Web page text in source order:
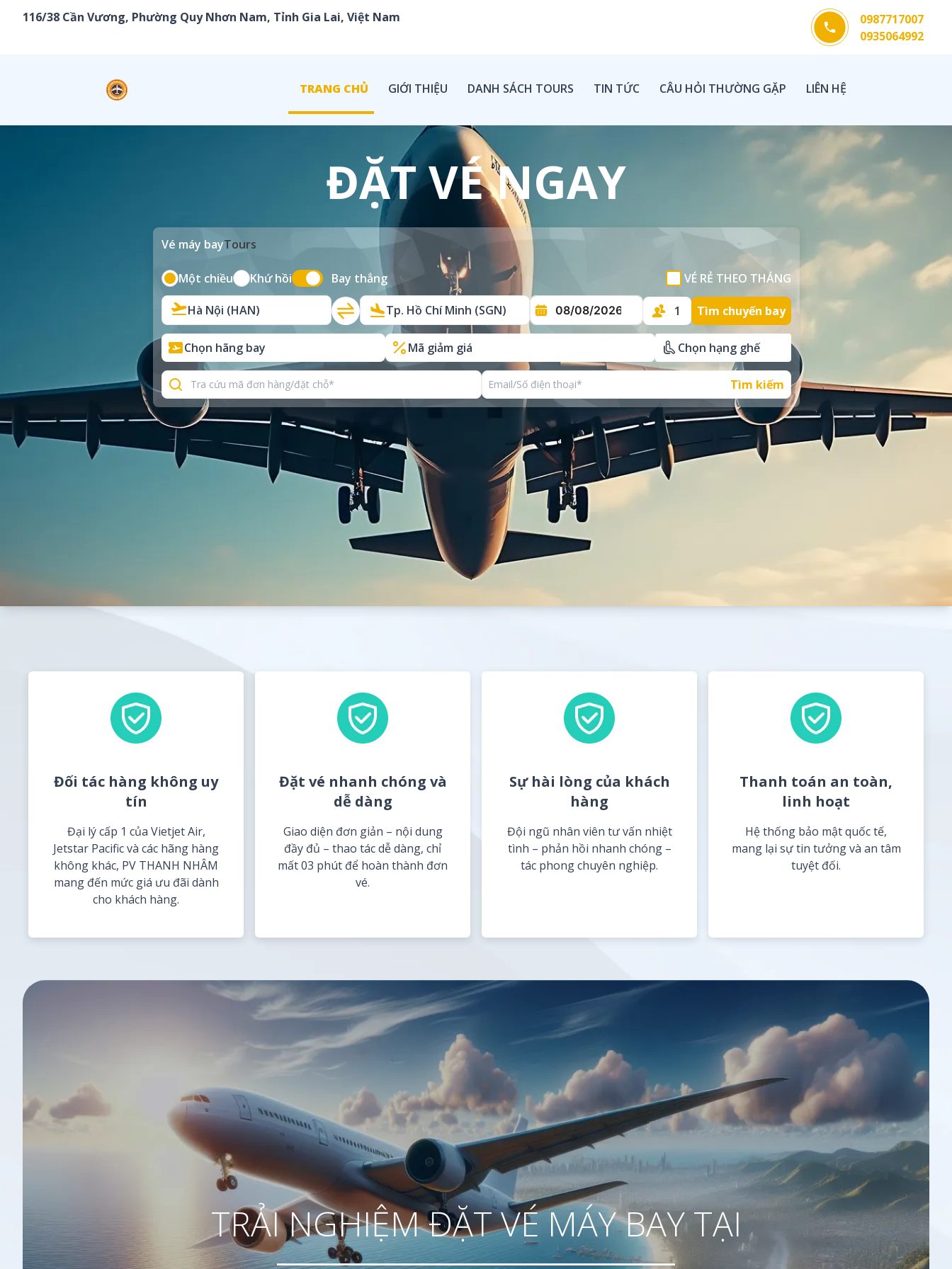
116/38 Cần Vương, Phường Quy Nhơn Nam, Tỉnh Gia Lai, Việt Nam
0987717007
0935064992
TRANG CHỦ GIỚI THIỆU DANH SÁCH TOURS TIN TỨC CÂU HỎI THƯỜNG GẶP LIÊN HỆ
ĐẶT VÉ NGAY
Vé máy bayTours
Một chiều Khứ hồi Bay thẳng VÉ RẺ THEO THÁNG
Hà Nội (HAN) Tp. Hồ Chí Minh (SGN) 1 Tìm chuyến bay
Chọn hãng bay Mã giảm giá
Tìm kiếm
Đối tác hàng không uy
tín
Đại lý cấp 1 của Vietjet Air,
Jetstar Pacific và các hãng hàng
không khác, PV THANH NHÂM
mang đến mức giá ưu đãi dành
cho khách hàng.
Đặt vé nhanh chóng và
dễ dàng
Giao diện đơn giản – nội dung
đầy đủ – thao tác dễ dàng, chỉ
mất 03 phút để hoàn thành đơn
vé.
Sự hài lòng của khách
hàng
Đội ngũ nhân viên tư vấn nhiệt
tình – phản hồi nhanh chóng –
tác phong chuyên nghiệp.
Thanh toán an toàn,
linh hoạt
Hệ thống bảo mật quốc tế,
mang lại sự tin tưởng và an tâm
tuyệt đối.
TRẢI NGHIỆM ĐẶT VÉ MÁY BAY TẠI